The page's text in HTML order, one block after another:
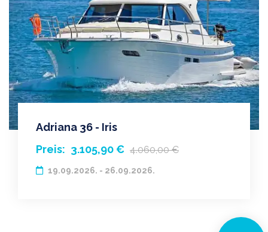
Adriana 36 - Iris
Preis: 3.105,90 € 4.060,00 €
19.09.2026. - 26.09.2026.